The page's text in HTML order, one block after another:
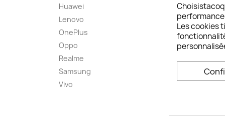
Huawei
Lenovo
OnePlus
Oppo
Realme
Samsung
Vivo
FAQ
Plan
Les cookies